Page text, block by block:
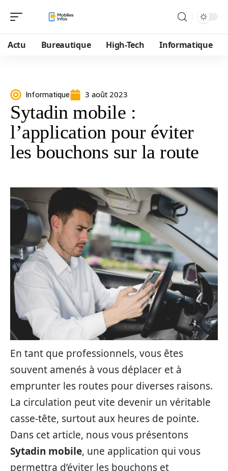
Actu Bureautique High-Tech Informatique
Informatique 3 août 2023
Sytadin mobile :
l’application pour éviter
les bouchons sur la route
En tant que professionnels, vous êtes
souvent amenés à vous déplacer et à
emprunter les routes pour diverses raisons.
La circulation peut vite devenir un véritable
casse-tête, surtout aux heures de pointe.
Dans cet article, nous vous présentons
Sytadin mobile, une application qui vous
permettra d’éviter les bouchons et